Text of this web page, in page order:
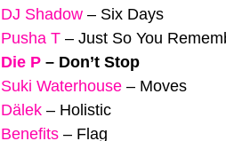
DJ Shadow – Six Days
Pusha T – Just So You
Die P – Don’t Stop
Suki Waterhouse – Moves
Dälek – Holistic
Benefits – Flag